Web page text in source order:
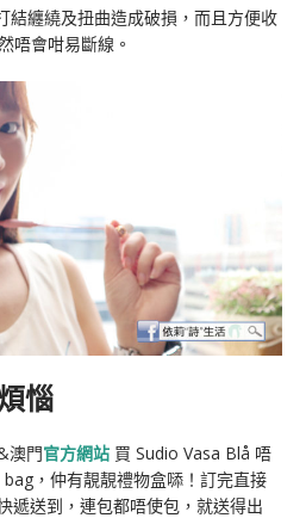
纏繞及扭曲造成破損，而且方便收
唔會咁易斷線。
惱
澳門官方網站 買 Sudio Vasa Blå 唔
，仲有靚靚禮物盒𠻹！訂完直接
遞送到，連包都唔使包，就送得出